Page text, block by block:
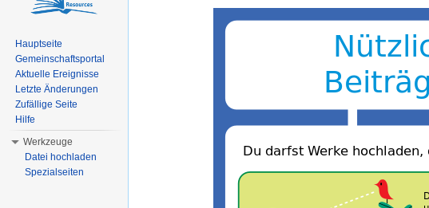
Hauptseite
Gemeinschaftsportal
Aktuelle Ereignisse
Letzte Änderungen
Zufällige Seite
Hilfe
Werkzeuge
Datei hochladen
Spezialseiten